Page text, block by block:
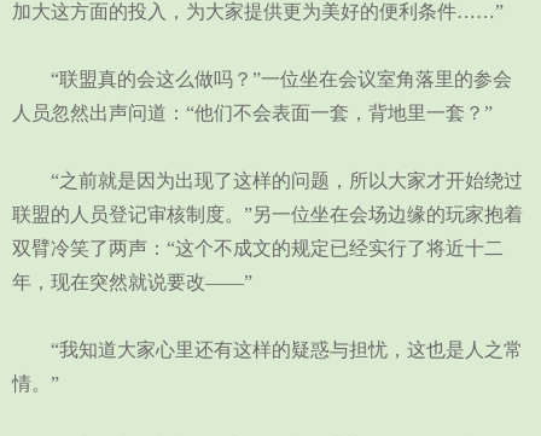
加大这方面的投入，为大家提供更为美好的便利条件……”
“联盟真的会这么做吗？”一位坐在会议室角落里的参会
人员忽然出声问道：“他们不会表面一套，背地里一套？”
“之前就是因为出现了这样的问题，所以大家才开始绕过
联盟的人员登记审核制度。”另一位坐在会场边缘的玩家抱着
双臂冷笑了两声：“这个不成文的规定已经实行了将近十二
年，现在突然就说要改——”
“我知道大家心里还有这样的疑惑与担忧，这也是人之常
情。”